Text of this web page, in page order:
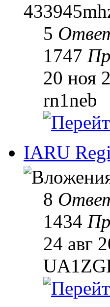
5
1747
20 ноя
rn1neb
IARU
8
1434
24 авг